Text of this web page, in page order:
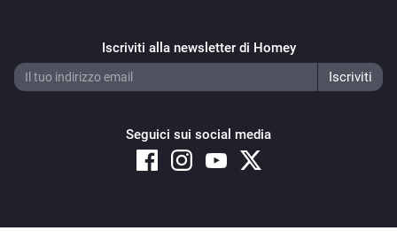
Iscriviti alla newsletter di Homey
Seguici sui social media